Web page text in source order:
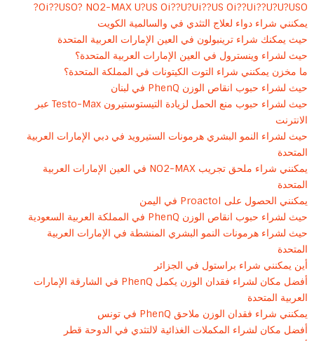
Oi??USO? NO2-MAX U?US Oi??U?Ui??US Oi??Ui??U?U?USO?
يمكنني شراء دواء لعلاج التثدي في والسالمية الكويت
حيث يمكنك شراء ترينبولون في العين الإمارات العربية المتحدة
حيث لشراء وينسترول في العين الإمارات العربية المتحدة؟
ما مخزن يمكنني شراء التوت الكيتونات في المملكة المتحدة؟
حيث لشراء حبوب انقاص الوزن PhenQ في لبنان
حيث لشراء حبوب منع الحمل لزيادة التيستوستيرون Testo-Max عبر
الانترنت
حيث لشراء النمو البشري هرمونات الستيرويد في دبي الإمارات العربية
المتحدة
يمكنني شراء ملحق تجريب NO2-MAX في العين الإمارات العربية
المتحدة
يمكنني الحصول على Proactol في اليمن
حيث لشراء حبوب انقاص الوزن PhenQ في المملكة العربية السعودية
حيث لشراء هرمونات النمو البشري المنشطة في الإمارات العربية
المتحدة
أين يمكنني شراء براستول في الجزائر
أفضل مكان لشراء فقدان الوزن يكمل PhenQ في الشارقة الإمارات
العربية المتحدة
يمكنني شراء فقدان الوزن ملاحق PhenQ في تونس
أفضل مكان لشراء المكملات الغذائية لالتثدي في الدوحة قطر